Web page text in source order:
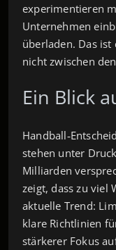
experimentieren
Unternehmen
überladen. Das ist
nicht zwischen
Ein Blick
stehen unter
Milliarden
zeigt, dass zu viel
aktuelle Trend:
klare Richtlinien
stärkerer Fokus